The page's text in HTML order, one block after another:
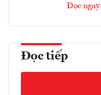
Đọc ngay
Đọc tiếp